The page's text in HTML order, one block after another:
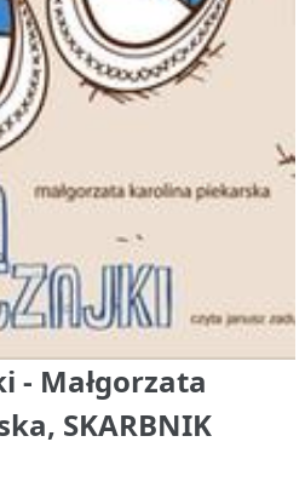
- Małgorzata
SKARBNIK